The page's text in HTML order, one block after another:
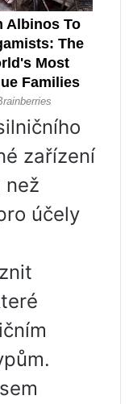
zařízení
než
účely